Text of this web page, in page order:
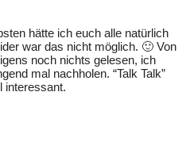
hätte ich euch alle natürlich
war das nicht möglich. 🙂 Von
noch nichts gelesen, ich
mal nachholen. “Talk Talk”
interessant.